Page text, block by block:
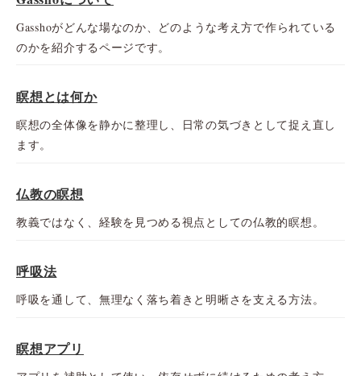
Gasshoがどんな場なのか、どのような考え方で作られている
のかを紹介するページです。
瞑想とは何か
瞑想の全体像を静かに整理し、日常の気づきとして捉え直し
ます。
仏教の瞑想
教義ではなく、経験を見つめる視点としての仏教的瞑想。
呼吸法
呼吸を通して、無理なく落ち着きと明晰さを支える方法。
瞑想アプリ